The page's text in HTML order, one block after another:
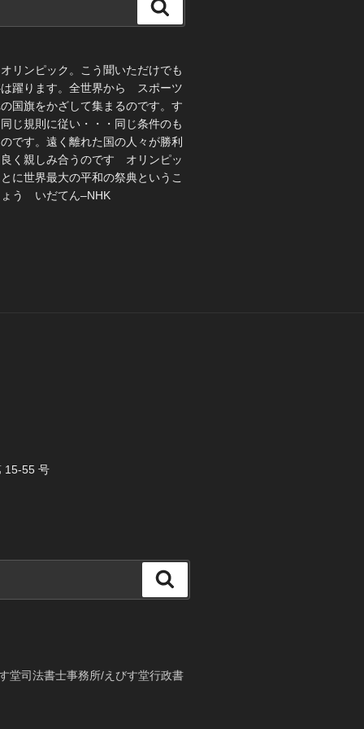
索
リンピック。こう聞いただけでも
躍ります。全世界から スポーツ
国旗をかざして集まるのです。す
じ規則に従い・・・同じ条件のも
です。遠く離れた国の人々が勝利
く親しみ合うのです オリンピッ
に世界最大の平和の祭典というこ
ょう いだてん–NHK
15-55 号
索
堂司法書士事務所/えびす堂行政書